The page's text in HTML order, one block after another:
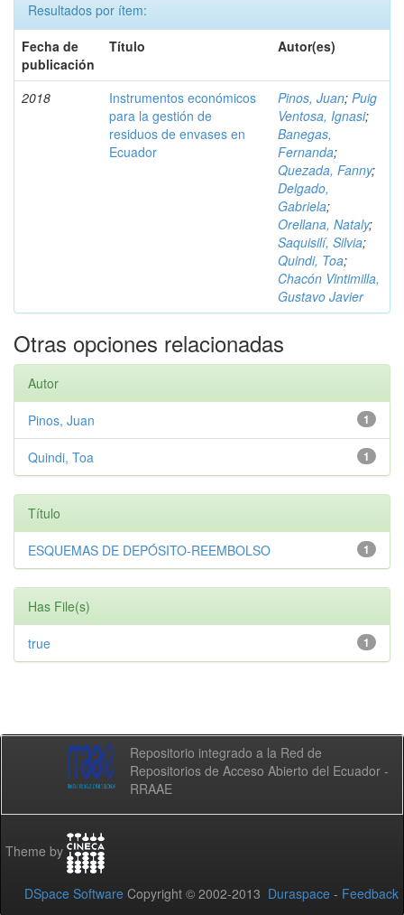
Resultados por ítem:
Fecha de
publicación
Título Autor(es)
2018
Instrumentos económicos
para la gestión de
residuos de envases en
Ecuador
Pinos, Juan; Puig
Ventosa, Ignasi;
Banegas,
Fernanda;
Quezada, Fanny;
Delgado,
Gabriela;
Orellana, Nataly;
Saquisilí, Silvia;
Quindi, Toa;
Chacón Vintimilla,
Gustavo Javier
Otras opciones relacionadas
Autor
1
Pinos, Juan
1
Quindi, Toa
Título
1
ESQUEMAS DE DEPÓSITO-REEMBOLSO
Has File(s)
1
true
Repositorio integrado a la Red de
Repositorios de Acceso Abierto del Ecuador -
RRAAE
Theme by
DSpace Software Copyright © 2002-2013 Duraspace - Feedback